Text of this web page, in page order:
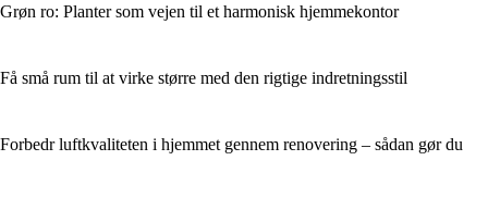
Grøn ro: Planter som vejen til et harmonisk hjemmekontor
Få små rum til at virke større med den rigtige indretningsstil
Forbedr luftkvaliteten i hjemmet gennem renovering – sådan gør du